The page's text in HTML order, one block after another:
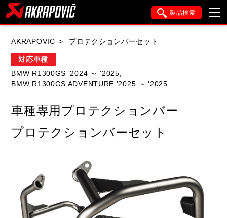
製品検索
KAWASAKI APRILIA BMW DUCATI
FANTIC GASGAS GILERA
ITALJET KIMCO MOTO GUZZI
PIAGGIO SYM TRIUMPH VESPA
AKRAPOVIC プロテクションバーセット
対応車種
BMW R1300GS '2024 ～ '2025,
BMW R1300GS ADVENTURE '2025 ～ '2025
車種専用プロテクションバー
プロテクションバーセット